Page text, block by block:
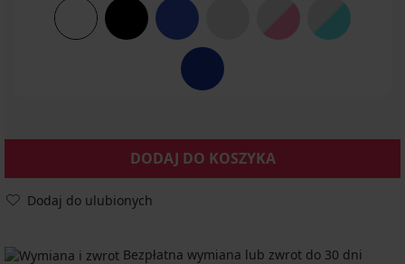
DODAJ DO KOSZYKA
Dodaj do ulubionych
Bezpłatna wymiana lub zwrot do 30 dni